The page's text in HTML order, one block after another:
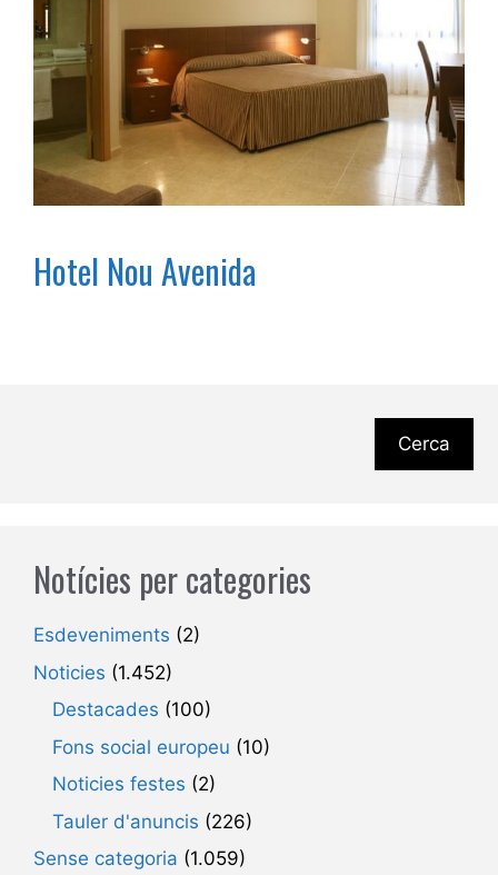
Hotel Nou Avenida
Cerca
Notícies per categories
Esdeveniments (2)
Noticies (1.452)
Destacades (100)
Fons social europeu (10)
Noticies festes (2)
Tauler d'anuncis (226)
Sense categoria (1.059)